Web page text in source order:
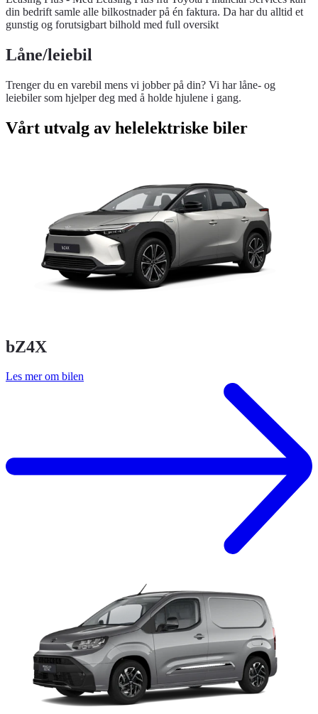
din bedrift samle alle bilkostnader på én faktura. Da har du alltid et
gunstig og forutsigbart bilhold med full oversikt
Låne/leiebil
Trenger du en varebil mens vi jobber på din? Vi har låne- og
leiebiler som hjelper deg med å holde hjulene i gang.
Vårt utvalg av helelektriske biler
bZ4X
Les mer om bilen